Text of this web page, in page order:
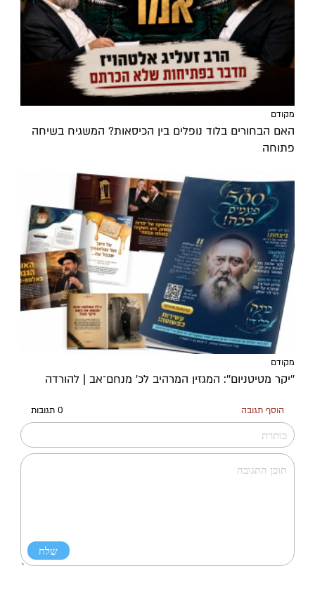
מקודם
האם הבחורים בלוד נופלים בין הכיסאות? המשגיח בשיחה
פתוחה
מקודם
''יקר מטיטניום'': המגזין המרהיב לכ’ מנחם־אב | להורדה
הוסף תגובה 0 תגובות